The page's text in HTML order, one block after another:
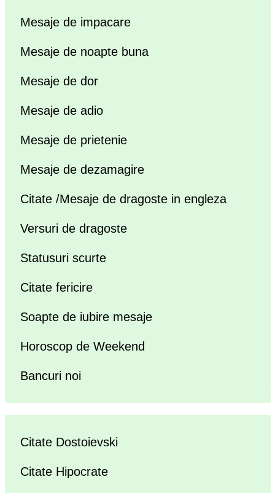
Mesaje de impacare
Mesaje de noapte buna
Mesaje de dor
Mesaje de adio
Mesaje de prietenie
Mesaje de dezamagire
Citate /Mesaje de dragoste in engleza
Versuri de dragoste
Statusuri scurte
Citate fericire
Soapte de iubire mesaje
Horoscop de Weekend
Bancuri noi
Citate Dostoievski
Citate Hipocrate